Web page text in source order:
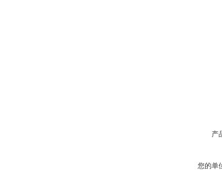
产
您的单